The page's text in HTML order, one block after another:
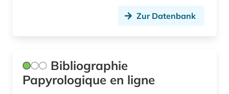
patristik (5)
pharmazie (3)
philologie (2)
Zur Datenbank
Bibliographie
Papyrologique en ligne